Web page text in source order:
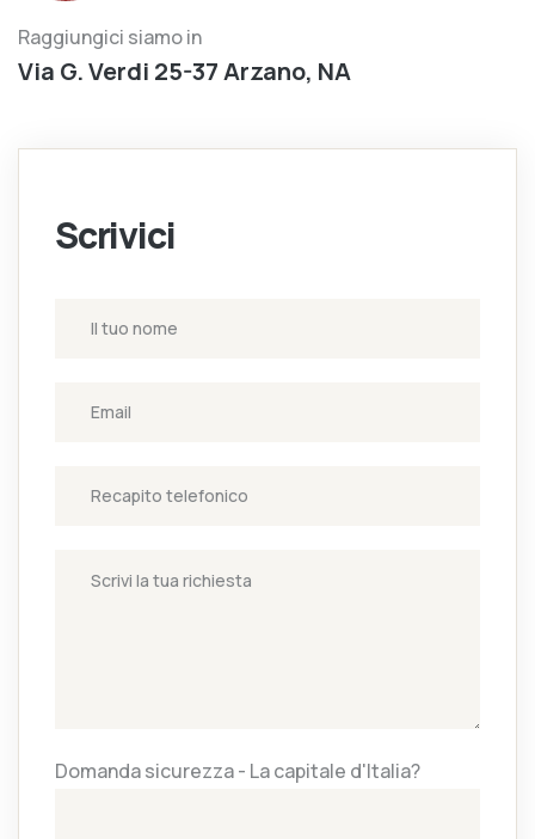
Raggiungici siamo in
Via G. Verdi 25-37 Arzano, NA
Scrivici
Domanda sicurezza - La capitale d'Italia?